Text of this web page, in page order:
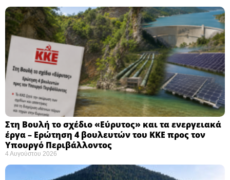
Στη Βουλή το σχέδιο «Εύρυτος» και τα ενεργειακά
έργα – Ερώτηση 4 βουλευτών του ΚΚΕ προς τον
Υπουργό Περιβάλλοντος
4 Αυγούστου 2026